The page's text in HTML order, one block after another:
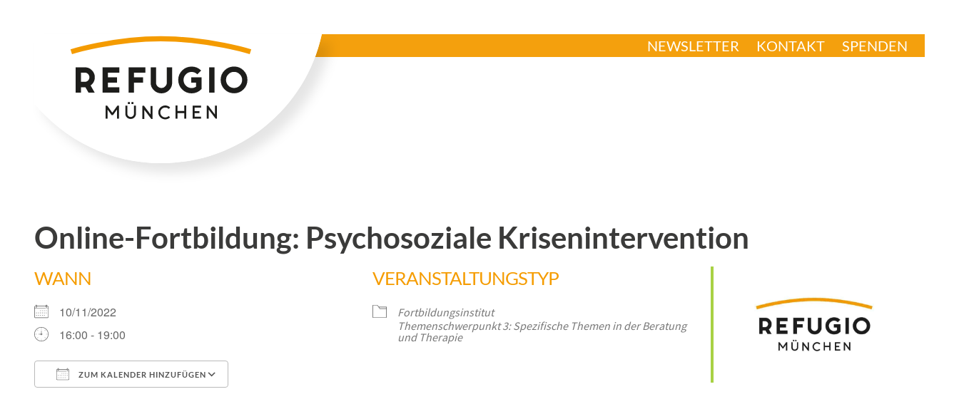
NEWSLETTER KONTAKT SPENDEN
Online-Fortbildung: Psychosoziale Krisenintervention
WANN
10/11/2022
16:00 - 19:00
ZUM KALENDER HINZUFÜGEN
VERANSTALTUNGSTYP
Fortbildungsinstitut
Themenschwerpunkt 3: Spezifische Themen in der Beratung
und Therapie